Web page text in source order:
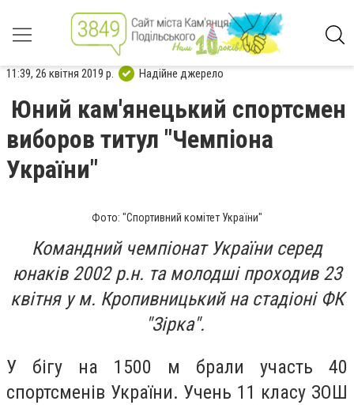
11:39, 26 квітня 2019 р. Надійне джерело
Юний кам'янецький спортсмен
виборов титул "Чемпіона
України"
Фото: "Спортивний комітет України"
Командний чемпіонат України серед
юнаків 2002 р.н. та молодші проходив 23
квітня у м. Кропивницький на стадіоні ФК
"Зірка".
У бігу на 1500 м брали участь 40
спортсменів України. Учень 11 класу ЗОШ